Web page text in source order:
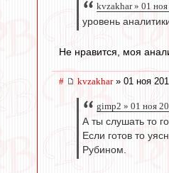
kvzakhar » 01
уровень
Не нравится, моя
# kvzakhar» 01 ноя
gimp2 » 01 ноя
А ты слушать то
Если готов то
Рубином.